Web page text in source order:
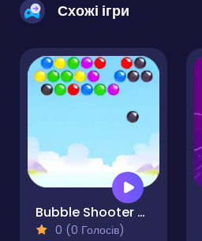
Схожі ігри
Bubble Shooter Blast Master
0 (0 Голосів)